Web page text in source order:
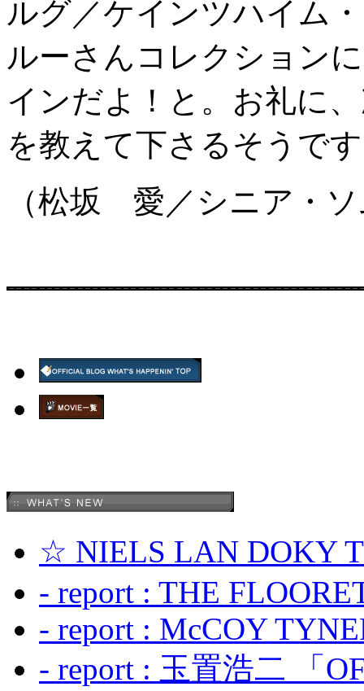
ルグ／ケインツハイム
ルーさんコレクション
インだよ！と。お礼に
を教えて下さるそうで
（松坂 愛／シニア・
☆ NIELS LAN DOKY
- report : THE
- report : McCOY
- report : 玉置浩二 「